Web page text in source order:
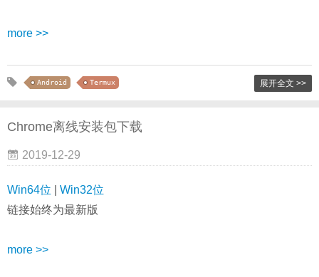
more >>
Android Termux 展开全文 >>
Chrome离线安装包下载
2019-12-29
Win64位
Win32位
链接始终为最新版
more >>